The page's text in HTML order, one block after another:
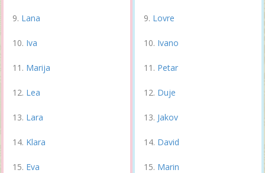
Lana
Iva
Marija
Lea
Lara
Klara
Eva
Lovre
Ivano
Petar
Duje
Jakov
David
Marin